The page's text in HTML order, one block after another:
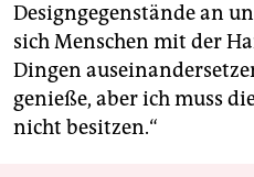
Designgegenstände an
sich Menschen mit der
Dingen
genieße, aber ich muss
nicht besitzen.“